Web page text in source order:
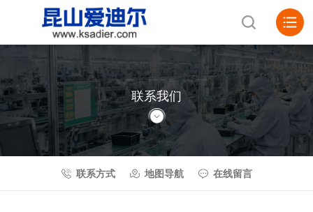
CONTACT
联系我们
联系方式 地图导航 在线留言